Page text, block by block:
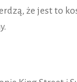
że jest to